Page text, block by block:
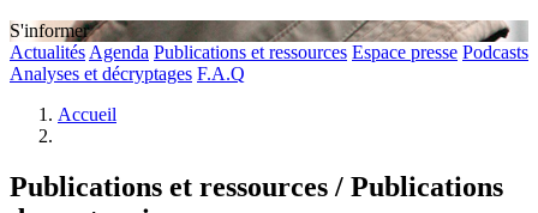
S'informer
Actualités Agenda Publications et ressources Espace presse Podcasts
Analyses et décryptages F.A.Q
Accueil
Publications et ressources / Publications